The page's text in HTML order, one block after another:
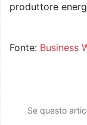
produttore
Fonte: Business
Se questo